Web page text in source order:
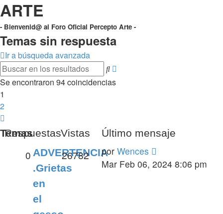
ARTE
- Bienvenid@ al Foro Oficial Percepto Arte -
Temas sin respuesta
Ir a búsqueda avanzada
Buscar
Se encontraron 94 coincidencias
1
2
Temas
RespuestasVistas
Último mensaje
ADVERTENCIA
.Grietas
en
el
0 26782 por Wences
Mar Feb 06, 2024 8:06 pm